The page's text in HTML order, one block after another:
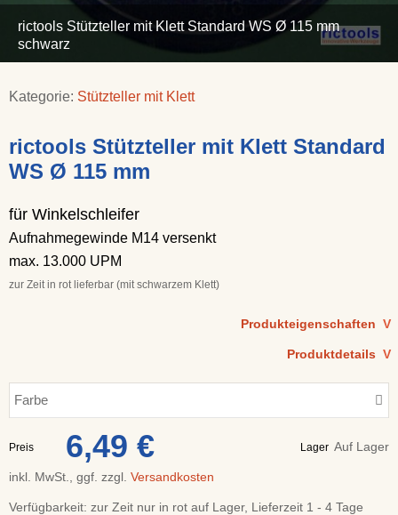
rictools Stützteller mit Klett Standard WS Ø 115 mm
schwarz
Kategorie: Stützteller mit Klett
rictools Stützteller mit Klett Standard
WS Ø 115 mm
für Winkelschleifer
Aufnahmegewinde M14 versenkt
max. 13.000 UPM
zur Zeit in rot lieferbar (mit schwarzem Klett)
Produkteigenschaften V
Produktdetails V
Farbe
Preis 6,49 € Lager Auf Lager
inkl. MwSt., ggf. zzgl. Versandkosten
Verfügbarkeit: zur Zeit nur in rot auf Lager, Lieferzeit 1 - 4 Tage